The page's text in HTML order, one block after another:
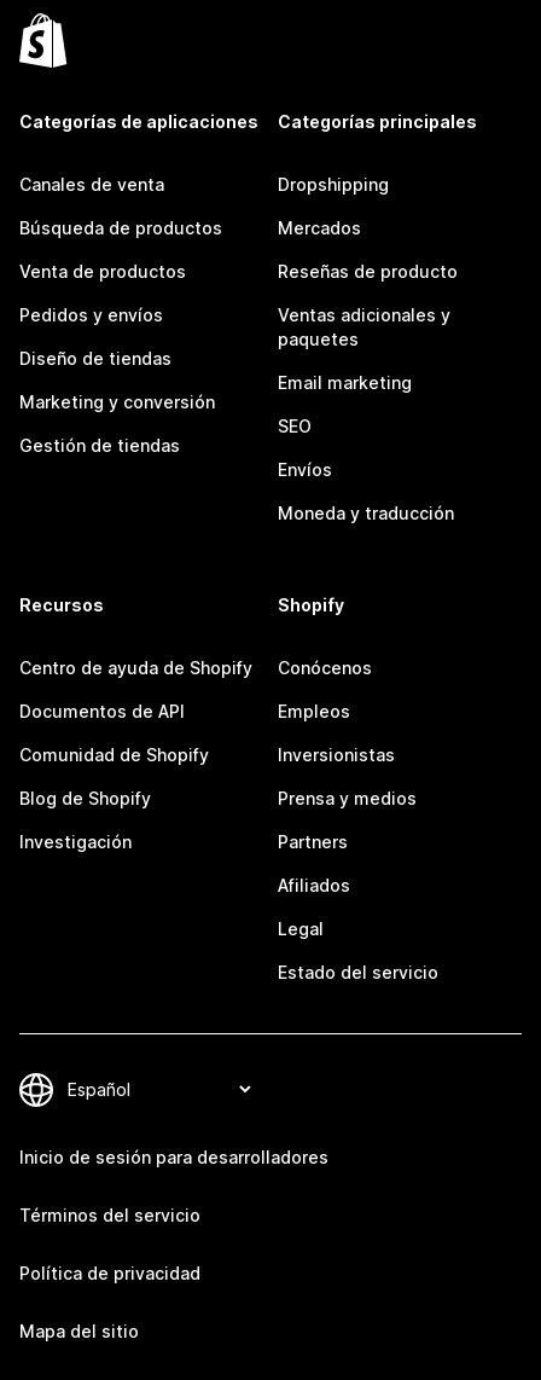
Categorías de aplicaciones
Canales de venta
Búsqueda de productos
Venta de productos
Pedidos y envíos
Diseño de tiendas
Marketing y conversión
Gestión de tiendas
Categorías principales
Dropshipping
Mercados
Reseñas de producto
Ventas adicionales y
paquetes
Email marketing
SEO
Envíos
Moneda y traducción
Recursos
Centro de ayuda de Shopify
Documentos de API
Comunidad de Shopify
Blog de Shopify
Investigación
Shopify
Conócenos
Empleos
Inversionistas
Prensa y medios
Partners
Afiliados
Legal
Estado del servicio
Inicio de sesión para desarrolladores
Términos del servicio
Política de privacidad
Mapa del sitio